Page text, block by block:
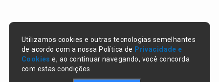
Utilizamos cookies e outras tecnologias semelhantes
de acordo com a nossa Política de Privacidade e
Cookies e, ao continuar navegando, você concorda
com estas condições.